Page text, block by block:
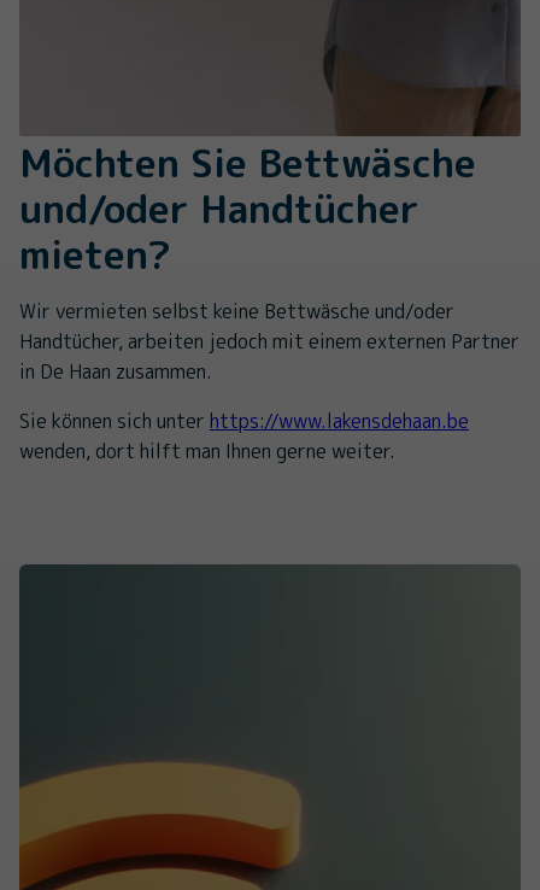
Möchten Sie Bettwäsche
und/oder Handtücher
mieten?
Wir vermieten selbst keine Bettwäsche und/oder
Handtücher, arbeiten jedoch mit einem externen Partner
in De Haan zusammen.
Sie können sich unter https://www.lakensdehaan.be
wenden, dort hilft man Ihnen gerne weiter.